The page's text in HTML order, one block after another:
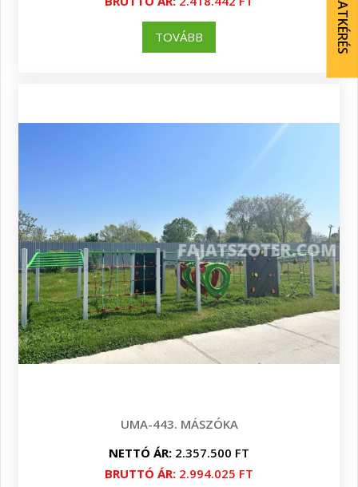
TOVÁBB
UMA-443. MÁSZÓKA
NETTÓ ÁR: 2.357.500 FT
BRUTTÓ ÁR: 2.994.025 FT